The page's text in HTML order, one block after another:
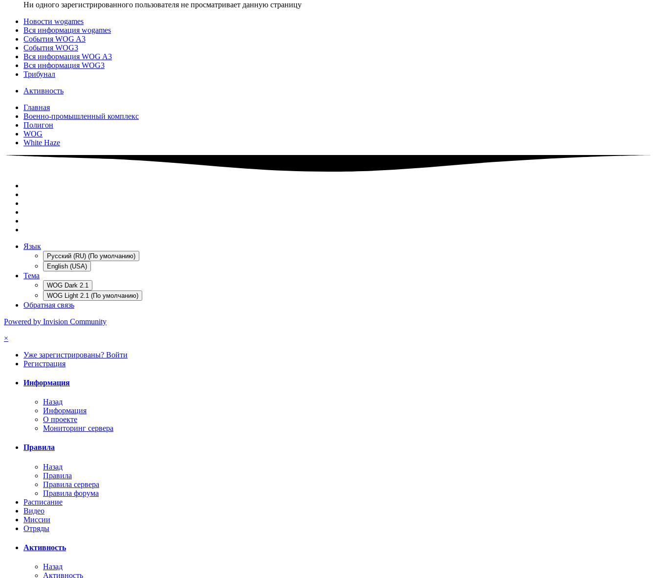
Ни одного зарегистрированного пользователя не просматривает данную страницу
Новости wogames
Вся информация wogames
События WOG A3
События WOG3
Вся информация WOG A3
Вся информация WOG3
Трибунал
Активность
Главная
Военно-промышленный комплекс
Полигон
WOG
White Haze
Язык
Русский (RU) (По умолчанию)
English (USA)
Тема
WOG Dark 2.1
WOG Light 2.1 (По умолчанию)
Обратная связь
Powered by Invision Community
×
Уже зарегистрированы? Войти
Регистрация
Информация
Назад
Информация
О проекте
Мониторинг сервера
Правила
Назад
Правила
Правила сервера
Правила форума
Расписание
Видео
Миссии
Отряды
Активность
Назад
Активность